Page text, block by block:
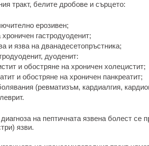
тракт, белите дробове и сърцето:
ерозивен;
гастродуоденит;
и язва на дванадесетопръстника;
дуоденит:
и обостряне на хроничен холецистит;
и обостряне на хроничен панкреатит;
(ревматизъм, кардиалгия,
на пептичната язвена болест се
язви.